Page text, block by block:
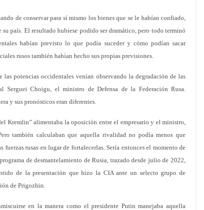
de conservar para sí mismo los bienes que se le habían confiado,
país. El resultado hubiese podido ser dramático, pero todo terminó
habían previsto lo que podía suceder y cómo podían sacar
rusos también habían hecho sus propias previsiones.
las potencias occidentales venían observando la degradación de las
Serguei Choigu, el ministro de Defensa de la Federación Rusa.
y sus pronósticos eran diferentes.
Kremlin” alimentaba la oposición entre el empresario y el ministro,
también calculaban que aquella rivalidad no podía menos que
rusas en lugar de fortalecerlas. Sería entonces el momento de
de desmantelamiento de Rusia, trazado desde julio de 2022,
de la presentación que hizo la CIA ante un selecto grupo de
de Prigozhin.
en la manera como el presidente Putin manejaba aquella